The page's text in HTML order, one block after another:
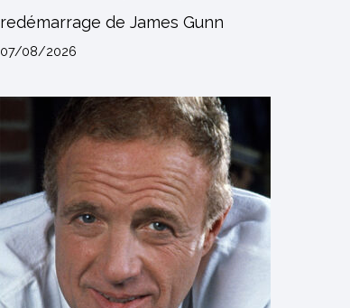
redémarrage de James Gunn
07/08/2026